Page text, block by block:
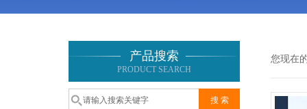
产品搜索
PRODUCT SEARCH
您现在